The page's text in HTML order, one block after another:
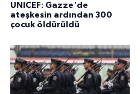
UNICEF: Gazze'de
ateşkesin ardından 300
çocuk öldürüldü